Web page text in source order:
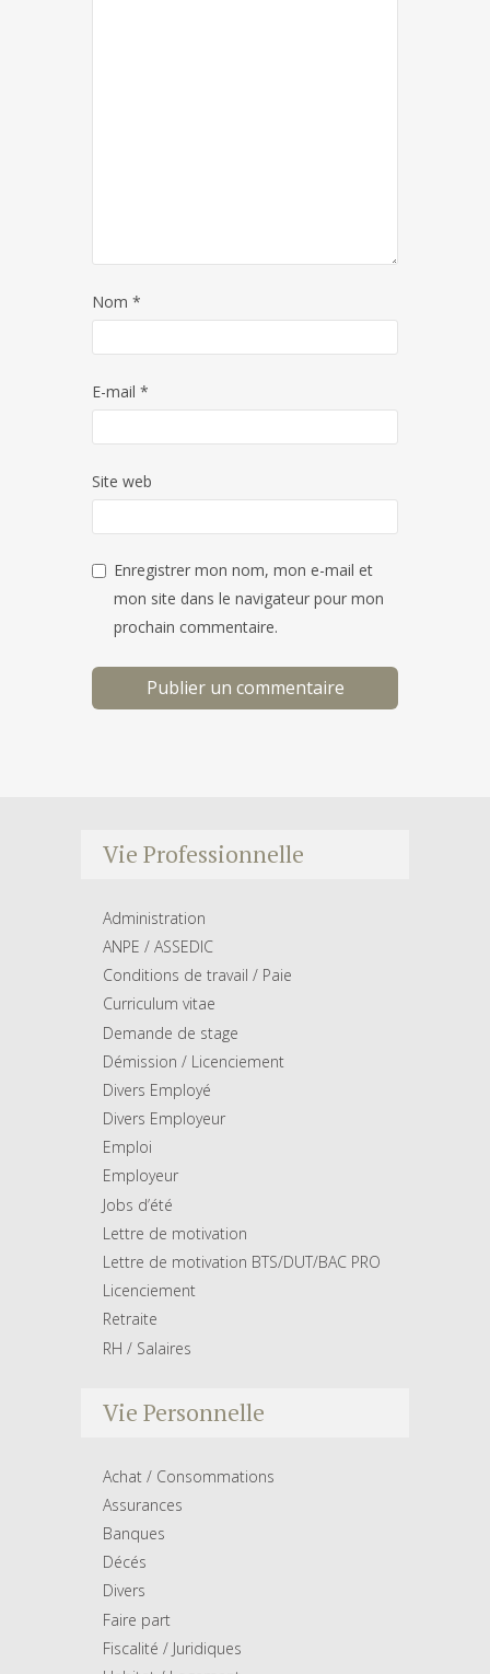
Nom *
E-mail *
Site web
Enregistrer mon nom, mon e-mail et
mon site dans le navigateur pour mon
prochain commentaire.
Vie Professionnelle
Administration
ANPE / ASSEDIC
Conditions de travail / Paie
Curriculum vitae
Demande de stage
Démission / Licenciement
Divers Employé
Divers Employeur
Emploi
Employeur
Jobs d’été
Lettre de motivation
Lettre de motivation BTS/DUT/BAC PRO
Licenciement
Retraite
RH / Salaires
Vie Personnelle
Achat / Consommations
Assurances
Banques
Décés
Divers
Faire part
Fiscalité / Juridiques